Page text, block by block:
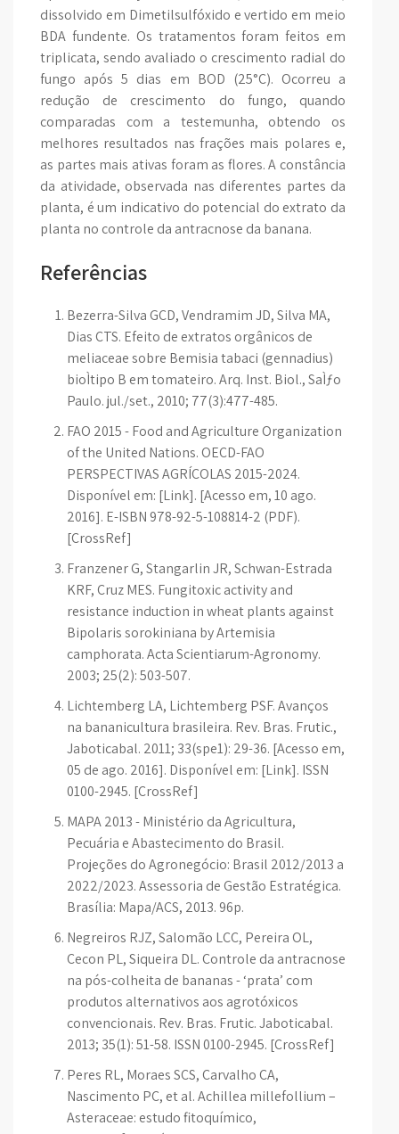
dissolvido em Dimetilsulfóxido e vertido em meio
BDA fundente. Os tratamentos foram feitos em
triplicata, sendo avaliado o crescimento radial do
fungo após 5 dias em BOD (25°C). Ocorreu a
redução de crescimento do fungo, quando
comparadas com a testemunha, obtendo os
melhores resultados nas frações mais polares e,
as partes mais ativas foram as flores. A constância
da atividade, observada nas diferentes partes da
planta, é um indicativo do potencial do extrato da
planta no controle da antracnose da banana.
Referências
Bezerra-Silva GCD, Vendramim JD, Silva MA,
Dias CTS. Efeito de extratos orgânicos de
meliaceae sobre Bemisia tabaci (gennadius)
bioÌtipo B em tomateiro. Arq. Inst. Biol., SaÌƒo
Paulo. jul./set., 2010; 77(3):477-485.
FAO 2015 - Food and Agriculture Organization
of the United Nations. OECD-FAO
PERSPECTIVAS AGRÍCOLAS 2015-2024.
Disponível em: [Link]. [Acesso em, 10 ago.
2016]. E-ISBN 978-92-5-108814-2 (PDF).
[CrossRef]
Franzener G, Stangarlin JR, Schwan-Estrada
KRF, Cruz MES. Fungitoxic activity and
resistance induction in wheat plants against
Bipolaris sorokiniana by Artemisia
camphorata. Acta Scientiarum-Agronomy.
2003; 25(2): 503-507.
Lichtemberg LA, Lichtemberg PSF. Avanços
na bananicultura brasileira. Rev. Bras. Frutic.,
Jaboticabal. 2011; 33(spe1): 29-36. [Acesso em,
05 de ago. 2016]. Disponível em: [Link]. ISSN
0100-2945. [CrossRef]
MAPA 2013 - Ministério da Agricultura,
Pecuária e Abastecimento do Brasil.
Projeções do Agronegócio: Brasil 2012/2013 a
2022/2023. Assessoria de Gestão Estratégica.
Brasília: Mapa/ACS, 2013. 96p.
Negreiros RJZ, Salomão LCC, Pereira OL,
Cecon PL, Siqueira DL. Controle da antracnose
na pós-colheita de bananas - ‘prata’ com
produtos alternativos aos agrotóxicos
convencionais. Rev. Bras. Frutic. Jaboticabal.
2013; 35(1): 51-58. ISSN 0100-2945. [CrossRef]
Peres RL, Moraes SCS, Carvalho CA,
Nascimento PC, et al. Achillea millefollium –
Asteraceae: estudo fitoquímico,